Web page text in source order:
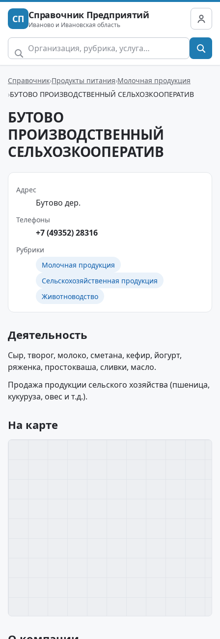
СП Справочник Предприятий
Иваново и Ивановская область
Справочник Продукты питания Молочная продукция
БУТОВО ПРОИЗВОДСТВЕННЫЙ СЕЛЬХОЗКООПЕРАТИВ
БУТОВО
ПРОИЗВОДСТВЕННЫЙ
СЕЛЬХОЗКООПЕРАТИВ
Адрес
Бутово дер.
Телефоны
+7 (49352) 28316
Рубрики
Молочная продукция
Сельскохозяйственная продукция
Животноводство
Деятельность
Сыр, творог, молоко, сметана, кефир, йогурт,
ряженка, простокваша, сливки, масло.
Продажа продукции сельского хозяйства (пшеница,
кукуруза, овес и т.д.).
На карте